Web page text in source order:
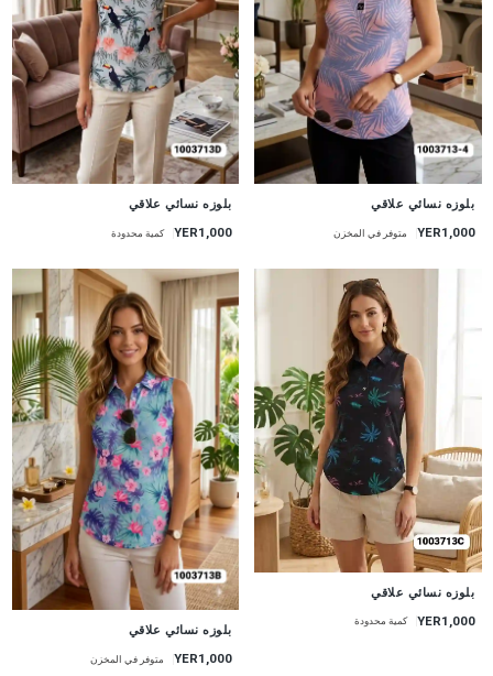
جديد
بلوزه نسائي علاقي
YER1,000 متوفر في المخزن
جديد
بلوزه نسائي علاقي
YER1,000 كمية محدودة
بلوزه نسائي علاقي
YER1,000 كمية محدودة جديد
بلوزه نسائي علاقي
YER1,000 متوفر في المخزن